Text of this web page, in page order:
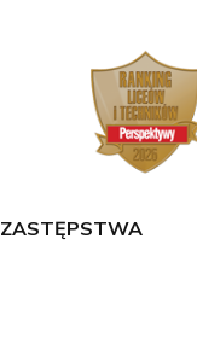
ZASTĘPSTWA